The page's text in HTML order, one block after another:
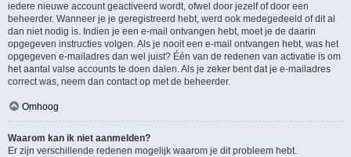
iedere nieuwe account geactiveerd wordt, ofwel door jezelf of door een
beheerder. Wanneer je je geregistreerd hebt, werd ook medegedeeld of dit al
dan niet nodig is. Indien je een e-mail ontvangen hebt, moet je de daarin
opgegeven instructies volgen. Als je nooit een e-mail ontvangen hebt, was het
opgegeven e-mailadres dan wel juist? Één van de redenen van activatie is om
het aantal valse accounts te doen dalen. Als je zeker bent dat je e-mailadres
correct was, neem dan contact op met de beheerder.
Omhoog
Waarom kan ik niet aanmelden?
Er zijn verschillende redenen mogelijk waarom je dit probleem hebt.